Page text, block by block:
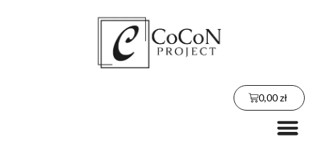
0,00zł
Wózek